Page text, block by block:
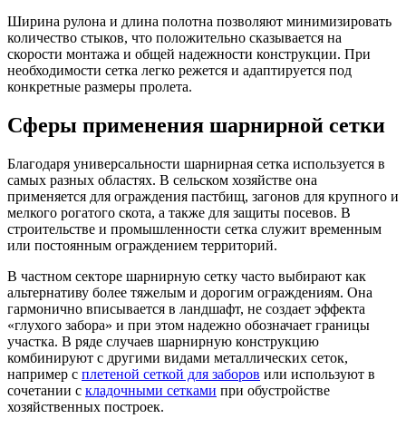
Ширина рулона и длина полотна позволяют минимизировать
количество стыков, что положительно сказывается на
скорости монтажа и общей надежности конструкции. При
необходимости сетка легко режется и адаптируется под
конкретные размеры пролета.
Сферы применения шарнирной сетки
Благодаря универсальности шарнирная сетка используется в
самых разных областях. В сельском хозяйстве она
применяется для ограждения пастбищ, загонов для крупного и
мелкого рогатого скота, а также для защиты посевов. В
строительстве и промышленности сетка служит временным
или постоянным ограждением территорий.
В частном секторе шарнирную сетку часто выбирают как
альтернативу более тяжелым и дорогим ограждениям. Она
гармонично вписывается в ландшафт, не создает эффекта
«глухого забора» и при этом надежно обозначает границы
участка. В ряде случаев шарнирную конструкцию
комбинируют с другими видами металлических сеток,
например с плетеной сеткой для заборов или используют в
сочетании с кладочными сетками при обустройстве
хозяйственных построек.